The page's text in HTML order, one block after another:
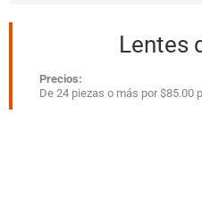
Lentes
Precios:
De 24 piezas o más por $85.00